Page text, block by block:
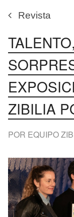
Revista
ZIBILIA
POR EQUIPO